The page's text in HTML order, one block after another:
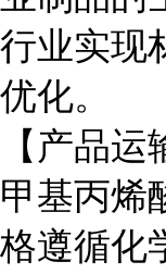
行业实现
优化。
【产品运
甲基丙烯
格遵循化